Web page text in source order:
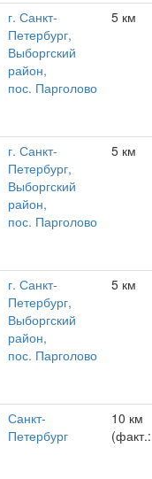
г. Санкт-
Петербург,
Выборгский
район,
пос. Парголово
5 км
г. Санкт-
Петербург,
Выборгский
район,
пос. Парголово
5 км
г. Санкт-
Петербург,
Выборгский
район,
пос. Парголово
5 км
Санкт-
Петербург
10 км